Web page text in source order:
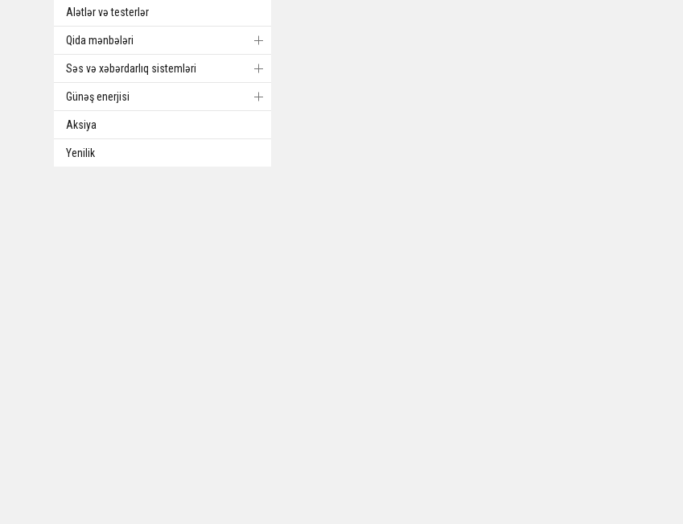
Alətlər və testerlər
Qida mənbələri
Səs və xəbərdarlıq sistemləri
Günəş enerjisi
Aksiya
Yenilik